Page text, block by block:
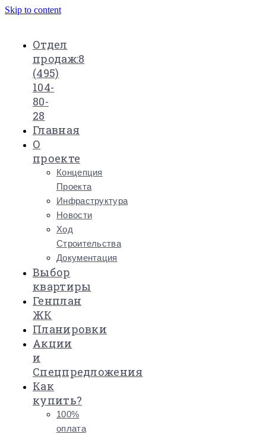
Skip to content
Отдел
продаж:8
(495)
104-
80-
28
Главная
О
проекте
Концепция
Проекта
Инфраструктура
Новости
Ход
Строительства
Документация
Выбор
квартиры
Генплан
ЖК
Планировки
Акции
и
Спецпредложения
Как
купить?
100%
оплата